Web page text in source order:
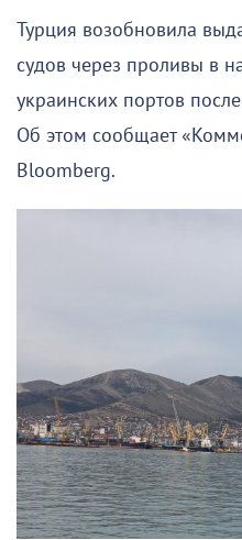
Турция возобновила
судов через проливы в
украинских портов
Об этом сообщает
Bloomberg.